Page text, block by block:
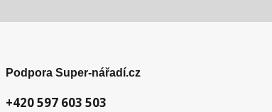
Podpora Super-nářadí.cz
+420 597 603 503